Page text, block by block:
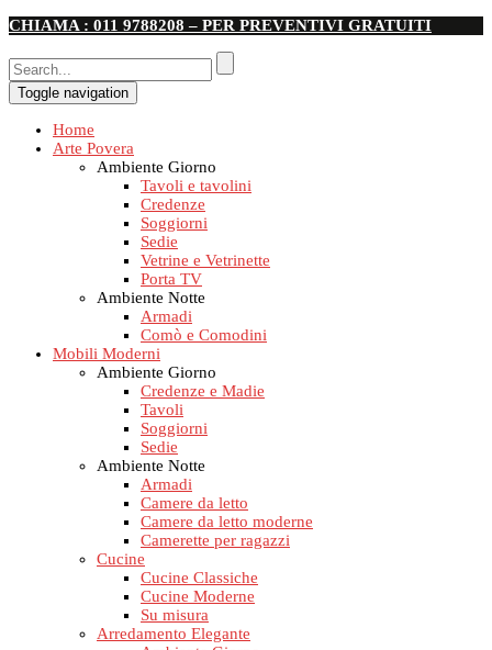
CHIAMA : 011 9788208 – PER PREVENTIVI GRATUITI
Toggle navigation
Home
Arte Povera
Ambiente Giorno
Tavoli e tavolini
Credenze
Soggiorni
Sedie
Vetrine e Vetrinette
Porta TV
Ambiente Notte
Armadi
Comò e Comodini
Mobili Moderni
Ambiente Giorno
Credenze e Madie
Tavoli
Soggiorni
Sedie
Ambiente Notte
Armadi
Camere da letto
Camere da letto moderne
Camerette per ragazzi
Cucine
Cucine Classiche
Cucine Moderne
Su misura
Arredamento Elegante